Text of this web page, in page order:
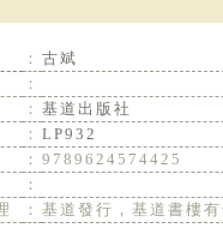
： 古斌
：
： 基道出版社
： LP932
： 9789624574425
：
： 基道發行，基道書樓